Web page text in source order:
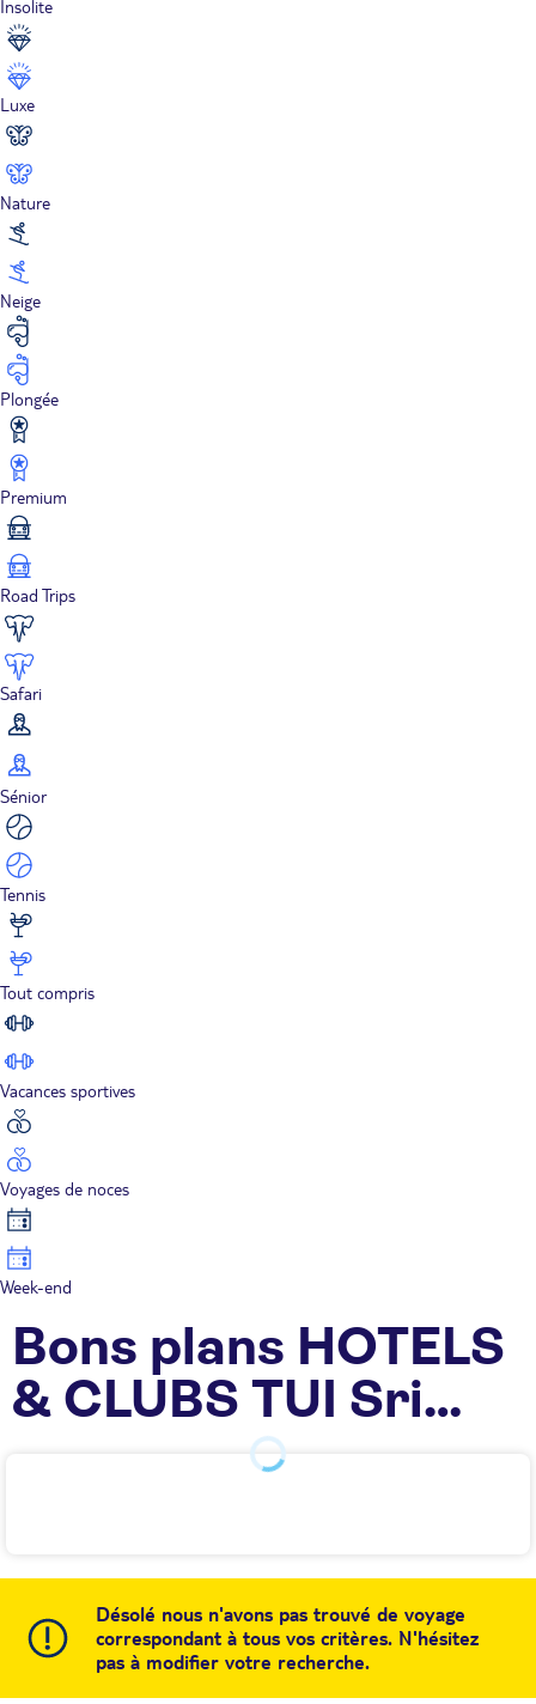
Insolite
Luxe
Nature
Neige
Plongée
Premium
Road Trips
Safari
Sénior
Tennis
Tout compris
Vacances sportives
Voyages de noces
Week-end
Bons plans HOTELS
& CLUBS TUI Sri
Désolé nous n'avons pas trouvé de voyage
correspondant à tous vos critères. N'hésitez
pas à modifier votre recherche.